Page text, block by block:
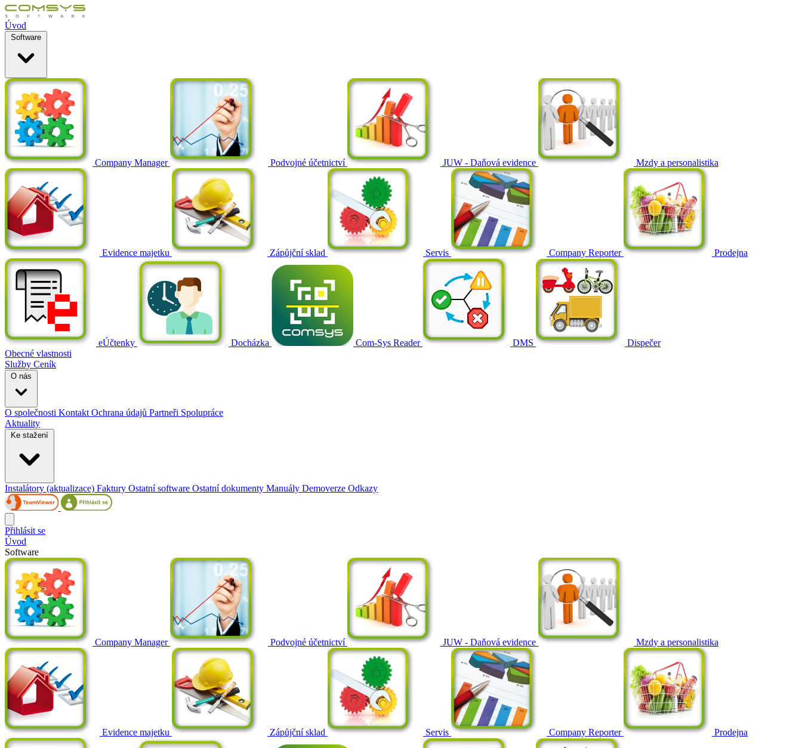
Úvod
Software
Company Manager Podvojné účetnictví JUW - Daňová evidence Mzdy a personalistika
Evidence majetku Zápůjční sklad Servis Company Reporter Prodejna
eÚčtenky Docházka Com-Sys Reader DMS
Dispečer
Obecné vlastnosti
Služby Ceník
O nás
O společnosti Kontakt Ochrana údajů Partneři Spolupráce
Aktuality
Ke stažení
Instalátory (aktualizace) Faktury Ostatní software Ostatní dokumenty Manuály Demoverze Odkazy
Přihlásit se
Úvod
Software
Company Manager Podvojné účetnictví JUW - Daňová evidence Mzdy a personalistika
Evidence majetku Zápůjční sklad Servis Company Reporter Prodejna